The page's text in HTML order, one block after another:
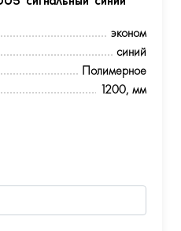
эконом
синий
Полимерное
1200, мм